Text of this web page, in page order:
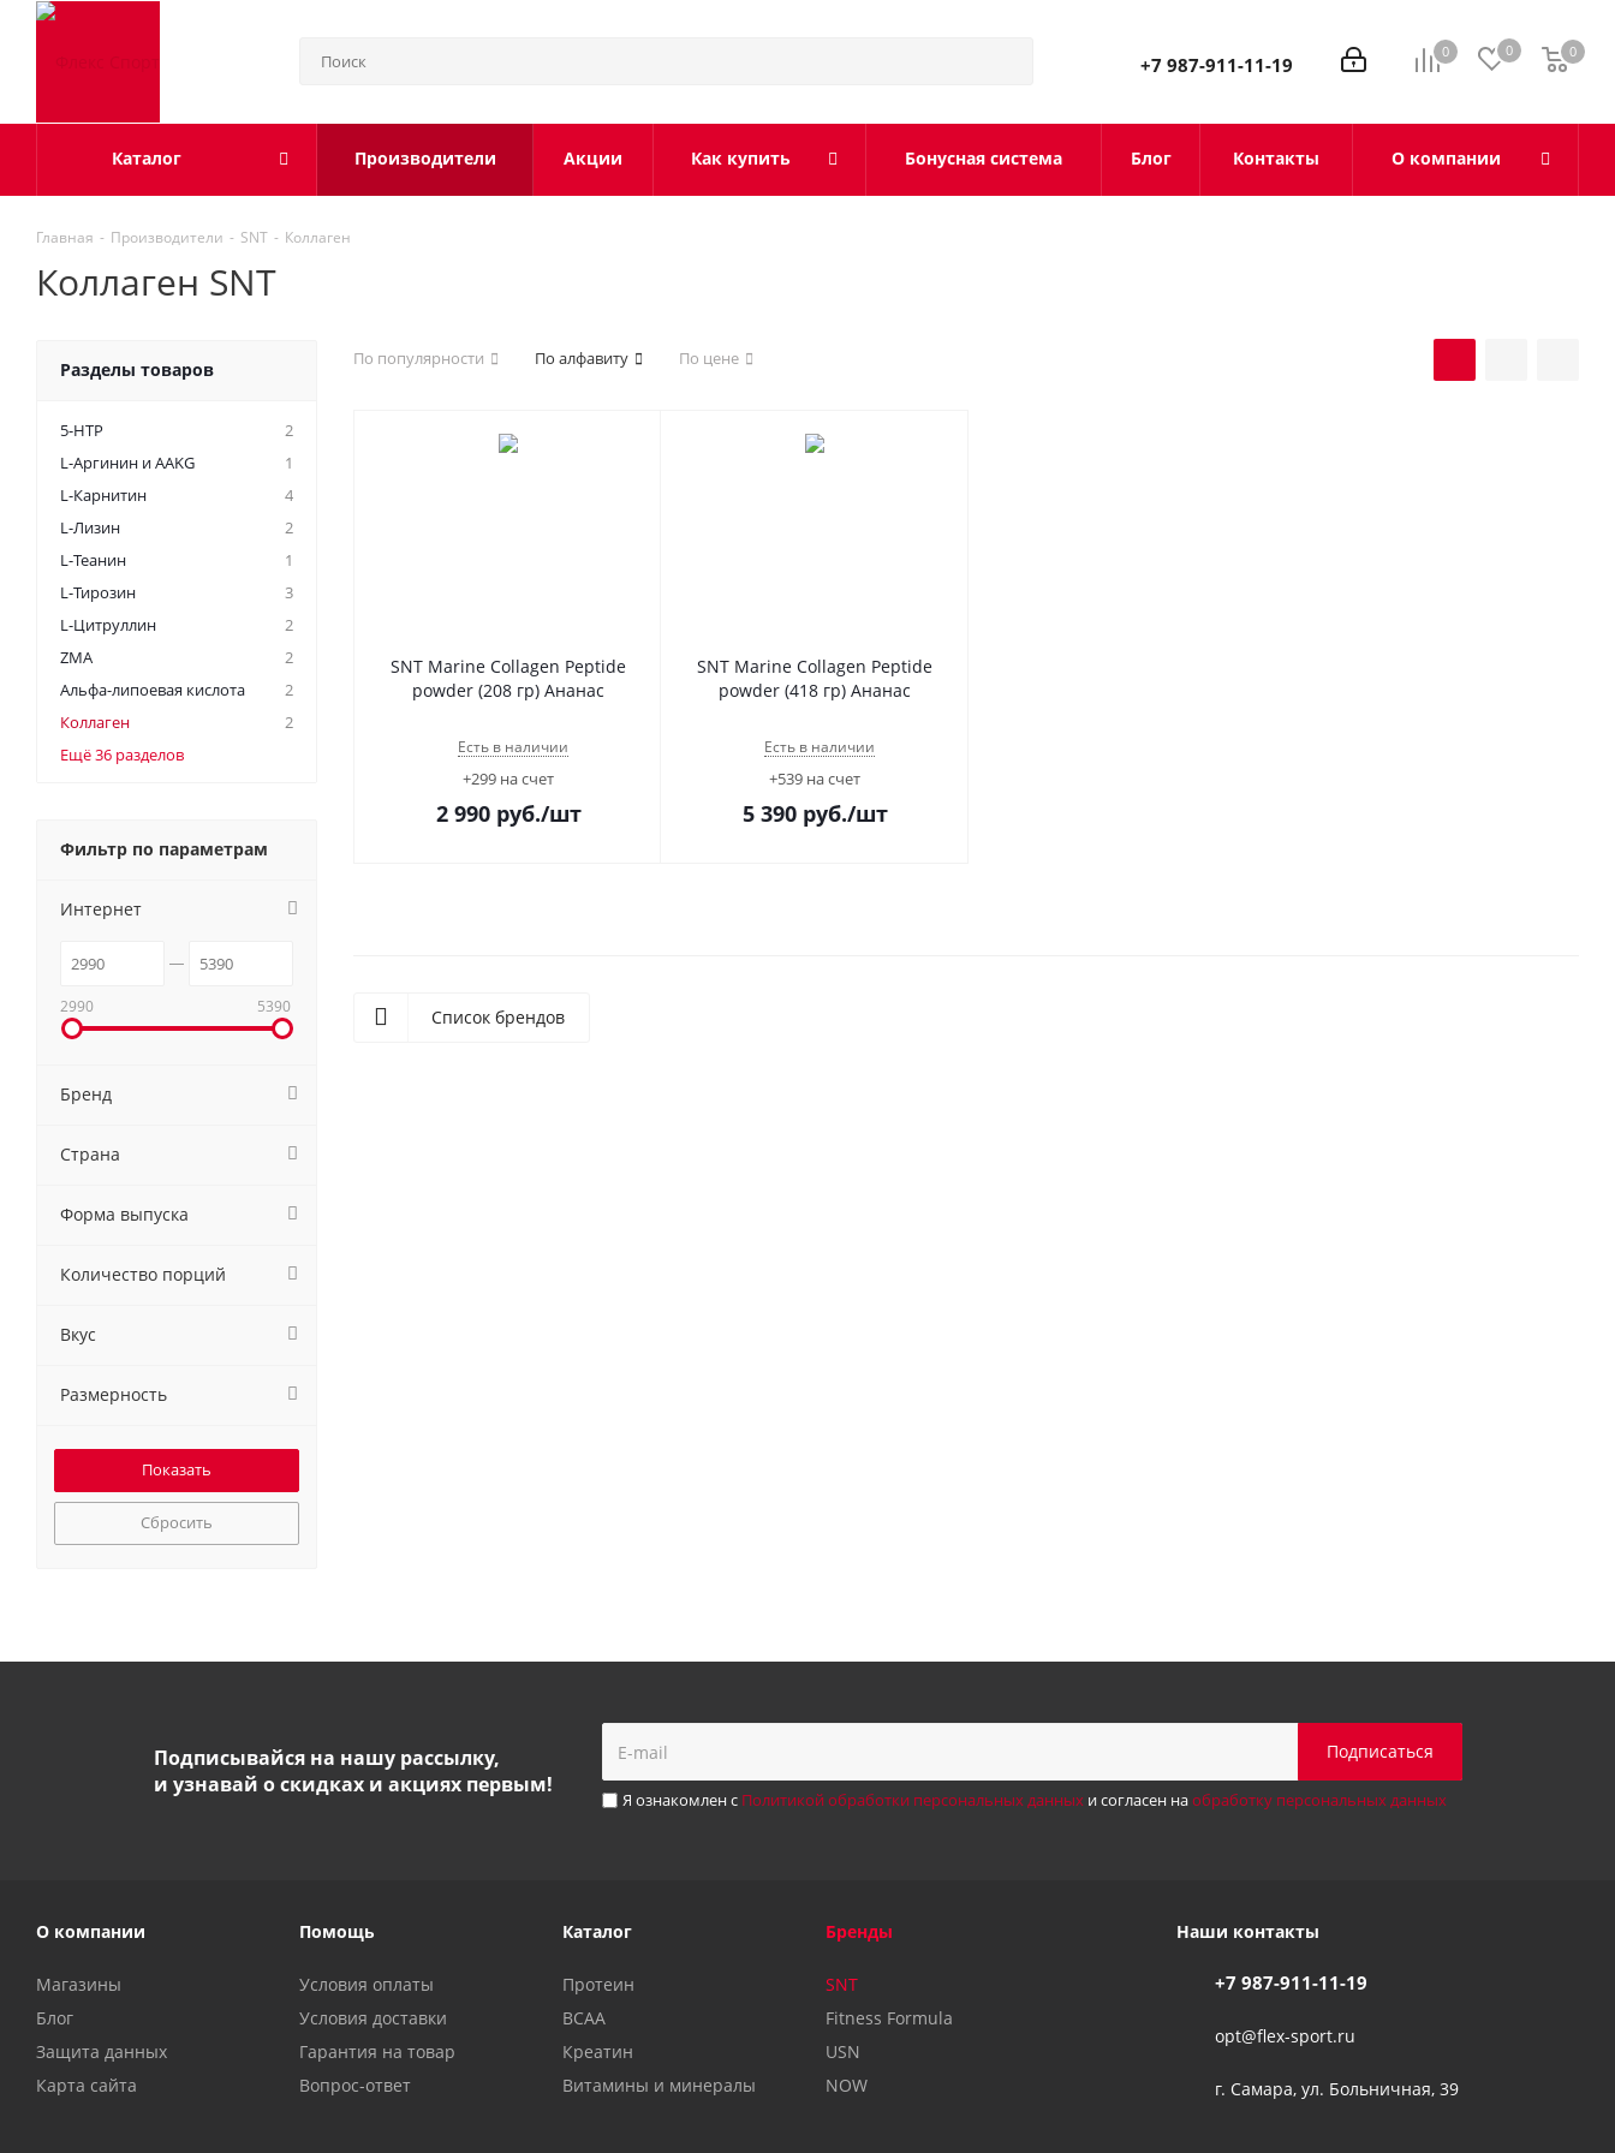
0 0 0
0
+7 987-911-11-19
Каталог Производители Акции Как купить Бонусная система Блог Контакты О компании
Главная - Производители - SNT - Коллаген
Коллаген SNT
По популярности По алфавиту По цене
SNT Marine Collagen Peptide
powder (208 гр) Ананас
Есть в наличии
+299 на счет
2 990руб./шт
SNT Marine Collagen Peptide
powder (418 гр) Ананас
Есть в наличии
+539 на счет
5 390руб./шт
Список брендов
Разделы товаров
5-HTP
2
L-Аргинин и AAKG
1
L-Карнитин
4
L-Лизин
2
L-Теанин
1
L-Тирозин
3
L-Цитруллин
2
ZMA
2
Альфа-липоевая кислота
2
Коллаген
2
Ещё 36 разделов
Фильтр по параметрам
Интернет
2990 5390
Бренд
Страна
Форма выпуска
Количество порций
Вкус
Размерность
Сбросить
Подписывайся на нашу рассылку,
и узнавай о скидках и акциях первым!
Я ознакомлен с Политикой обработки персональных данныхи согласен наобработку персональных данных
О компании
Магазины
Блог
Защита данных
Карта сайта
Помощь
Условия оплаты
Условия доставки
Гарантия на товар
Вопрос-ответ
Каталог
Протеин
BCAA
Креатин
Витамины и минералы
Бренды
SNT
Fitness Formula
USN
NOW
Наши контакты
+7 987-911-11-19
opt@flex-sport.ru
г. Самара, ул. Больничная, 39